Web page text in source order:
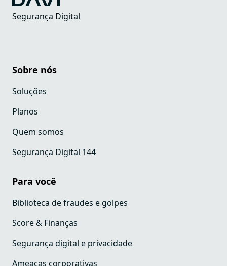
Segurança Digital
Sobre nós
Soluções
Planos
Quem somos
Segurança Digital 144
Para você
Biblioteca de fraudes e golpes
Score & Finanças
Segurança digital e privacidade
Ameaças corporativas